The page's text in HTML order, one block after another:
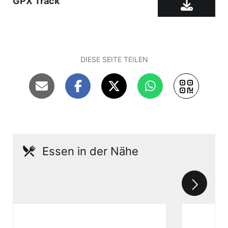
auf einer originalgetreuen Modellanlage der
bis Oktober samstags, sonn- und feiertags
von 10 bis 17 Uhr).
lange Abschnitt des Selbitztals zwischen Hölle
und Blechschmidtenhammer. Im Laufe von
Jahrmillionen hat sich die Selbitz tief ins
Diabas-Gestein eingesägt und dabei eine bis
DIESE SEITE TEILEN
Essen in der Nähe